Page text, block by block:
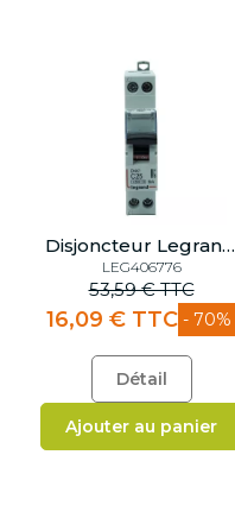
Disjoncteur Legrand 25A - Courbe C
LEG406776
53,59 € TTC
16,09 € TTC - 70%
Détail
Ajouter au panier